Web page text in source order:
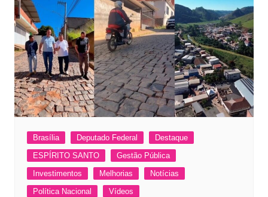
Brasília Deputado Federal
Destaque
ESPÍRITO SANTO
Gestão Pública
Investimentos
Melhorias
Notícias
Política Nacional
Vídeos